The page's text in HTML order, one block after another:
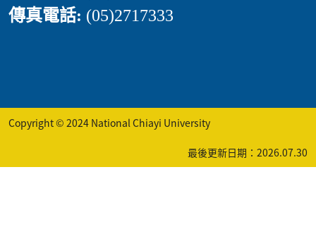
傳真電話: (05)2717333
Copyright © 2024 National Chiayi University
最後更新日期：2026.07.30